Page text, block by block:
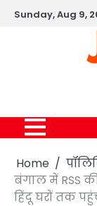
SkipSunday, Aug 9,
Home
बंगाल में RSS
हिंदू घरों तक